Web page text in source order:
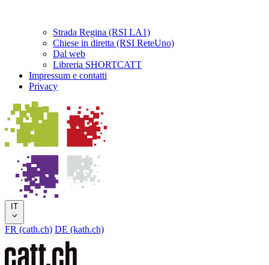
Strada Regina (RSI LA1)
Chiese in diretta (RSI ReteUno)
Dal web
Libreria SHORTCATT
Impressum e contatti
Privacy
IT
FR (cath.ch) DE (kath.ch)